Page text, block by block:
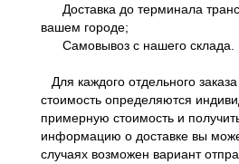
Доставка до терминала
вашем городе;
Самовывоз с нашего склада.
Для каждого отдельного
стоимость определяются
примерную стоимость и
информацию о доставке вы
случаях возможен вариант